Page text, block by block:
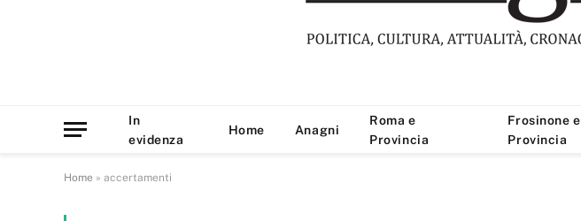
In
evidenza
Home Anagni
Roma e
Provincia
Frosinone e
Provincia
Home » accertamenti